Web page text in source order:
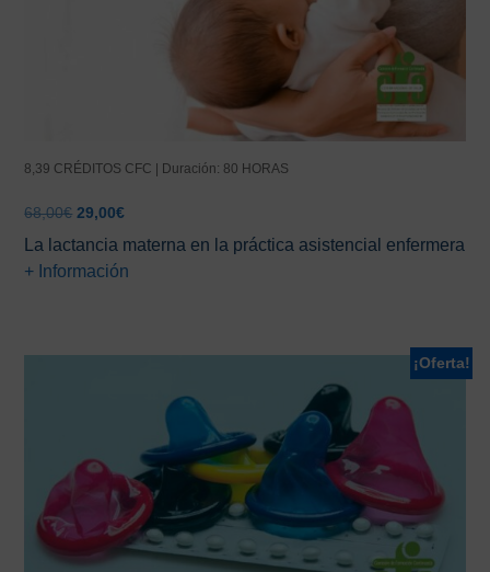
8,39 CRÉDITOS CFC | Duración: 80 HORAS
68,00€ El
precio
original
era:
29,00€El
actual
es:
La lactancia materna en la práctica asistencial enfermera
+ Información
¡Oferta!